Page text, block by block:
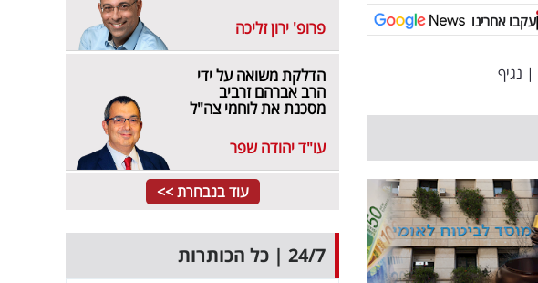
עקבו אחרינו
| נגיף
פרופ' ירון זליכה
הדלקת משואה על ידי
הרב אברהם זרביב
מסכנת את לוחמי צה"ל
עו"ד יהודה שפר
עוד בנבחרת >>
24/7 | כל הכותרות